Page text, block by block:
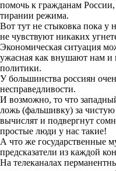
помочь к гражданам России,
тирании режима.
Вот тут не стыковка пока у
не чувствуют никаких
Экономическая ситуация
ужасная как внушают нам и
политики.
У большинства россиян
несправедливости.
И возможно, то что
ложь (фальшивку) за
вычислят и подвергнут
простые люди у нас такие!
А что же государственные
предсказатели из каждой
На телеканалах